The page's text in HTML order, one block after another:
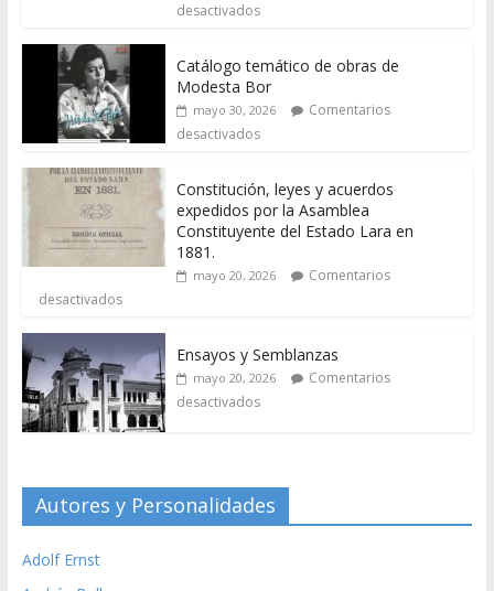
desactivados
Catálogo temático de obras de
Modesta Bor
mayo 30, 2026
Comentarios
desactivados
Constitución, leyes y acuerdos
expedidos por la Asamblea
Constituyente del Estado Lara en
1881.
mayo 20, 2026
Comentarios
desactivados
Ensayos y Semblanzas
mayo 20, 2026
Comentarios
desactivados
Autores y Personalidades
Adolf Ernst